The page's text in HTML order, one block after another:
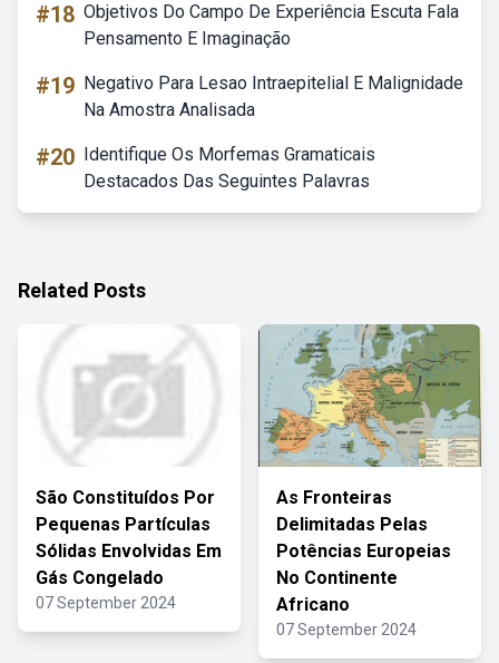
#18 Objetivos Do Campo De Experiência Escuta Fala
Pensamento E Imaginação
#19 Negativo Para Lesao Intraepitelial E Malignidade
Na Amostra Analisada
#20 Identifique Os Morfemas Gramaticais
Destacados Das Seguintes Palavras
Related Posts
São Constituídos Por
Pequenas Partículas
Sólidas Envolvidas Em
Gás Congelado
07 September 2024
As Fronteiras
Delimitadas Pelas
Potências Europeias
No Continente
Africano
07 September 2024